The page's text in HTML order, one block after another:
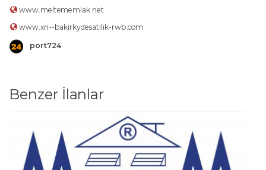
www.meltememlak.net
www.xn--bakirkydesatilik-rwb.com
port724
Benzer İlanlar